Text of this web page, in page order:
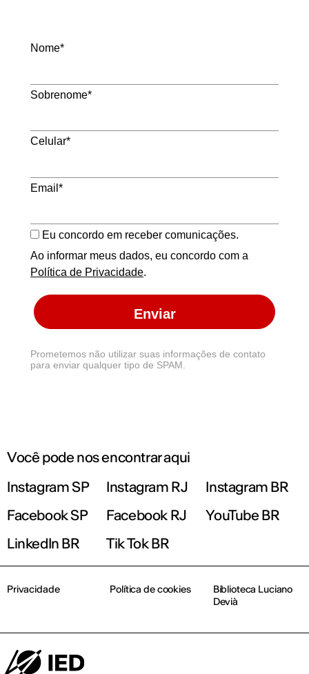
Nome*
Sobrenome*
Celular*
Email*
Eu concordo em receber comunicações.
Ao informar meus dados, eu concordo com a
Política de Privacidade.
Enviar
Prometemos não utilizar suas informações de contato
para enviar qualquer tipo de SPAM.
Você pode nos encontrar aqui
Instagram SP
Instagram RJ
Instagram BR
Facebook SP
Facebook RJ
YouTube BR
LinkedIn BR
Tik Tok BR
Privacidade Política de cookies
Biblioteca Luciano
Devià